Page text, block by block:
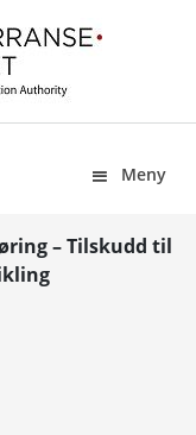
Meny
– Tilskudd til